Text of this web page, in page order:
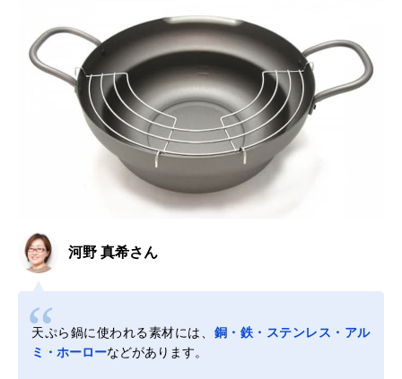
河野 真希さん
天ぷら鍋に使われる素材には、 銅・鉄・ステンレス・アル
ミ・ホーローなどがあります。